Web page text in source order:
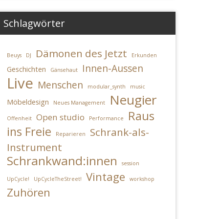
Schlagwörter
Beuys DJ Dämonen des Jetzt Erkunden
Geschichten Gänsehaut Innen-Aussen
Live Menschen modular_synth music
Möbeldesign Neues Management Neugier
Offenheit Open studio Performance
Raus
ins Freie
Reparieren
Schrank-als-
Instrument
Schrankwand:innen session
UpCycle! UpCycleTheStreet! Vintage workshop
Zuhören